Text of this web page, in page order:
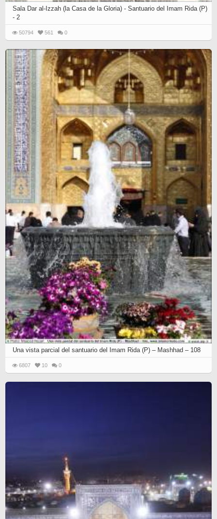
Sala Dar al-Izzah (la Casa de la Gloria) - Santuario del Imam Rida (P)
- 2
50794 561 0
Una vista parcial del santuario del Imam Rida (P) – Mashhad – 108
6807 10 0